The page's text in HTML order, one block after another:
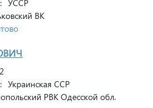
УССР
ВК
Украинская ССР
РВК Одесской обл.